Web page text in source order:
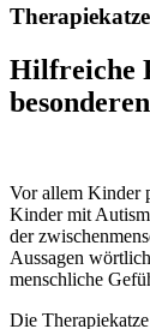
Hilfreiche
Vor allem Kinder
Kinder mit
der
Aussagen
menschliche
Die